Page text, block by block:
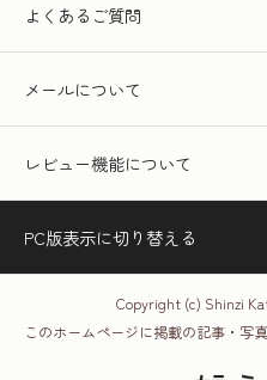
よくあるご質問
メールについて
レビュー機能について
PC版表示に切り替える
Copyright (c) Shinzi
このホームページに掲載の記事・写